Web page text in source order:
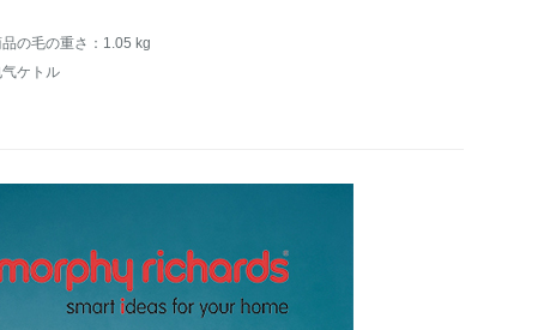
の毛の重さ：1.05 kg
气ケトル